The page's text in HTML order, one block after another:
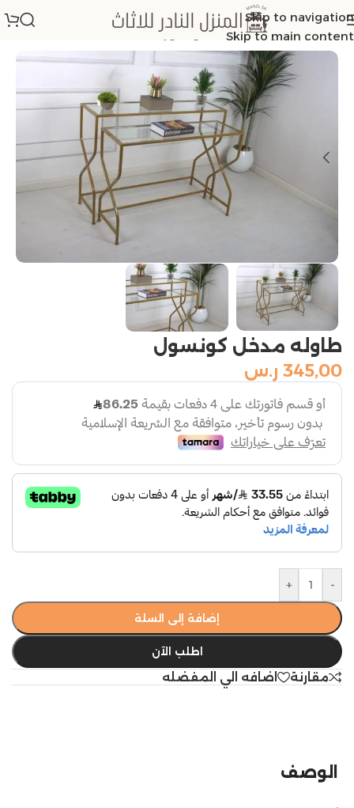
Skip to navigation
Skip to main content
الرئيسية/طاولات مداخل كونسول
طاوله مدخل كونسول
345,00 ر.س
-
+
إضافة إلى السلة
اطلب الآن
مقارنة اضافه الي المفضله
الوصف